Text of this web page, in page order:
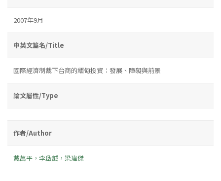
2007年9月
中英文篇名/Title
國際經濟制裁下台商的緬甸投資：發展、障礙與前景
論文屬性/Type
作者/Author
戴萬平，李啟誠，梁瑋傑